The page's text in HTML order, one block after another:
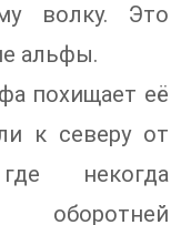
волку. Это
альфы.
похищает её
к северу от
некогда
оборотней